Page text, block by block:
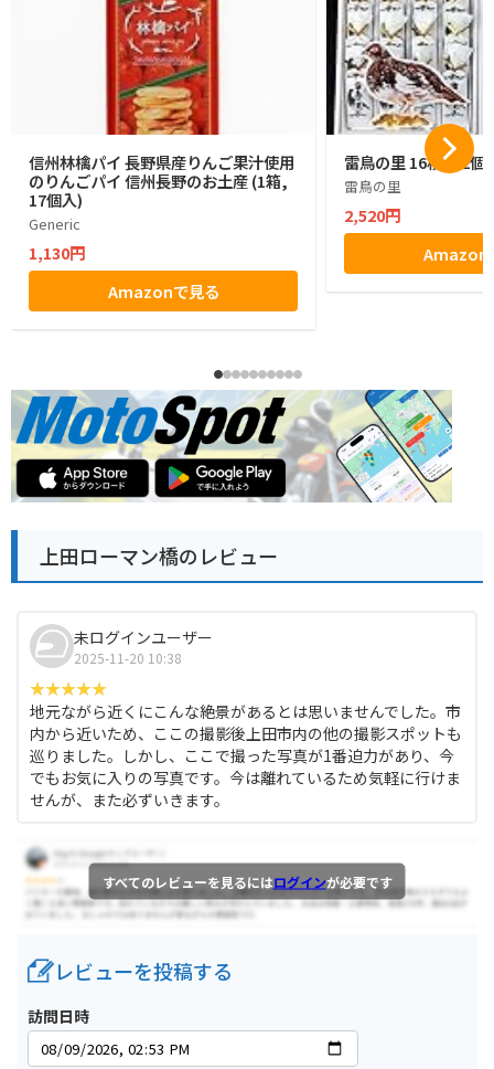
信州林檎パイ 長野県産りんご果汁使用
のりんごパイ 信州長野のお土産 (1箱,
17個入)
Generic
1,130円
Amazonで見る
雷鳥の里 16枚入 2個
雷鳥の里
2,520円
Amazon
上田ローマン橋のレビュー
未ログインユーザー
2025-11-20 10:38
地元ながら近くにこんな絶景があるとは思いませんでした。市
内から近いため、ここの撮影後上田市内の他の撮影スポットも
巡りました。しかし、ここで撮った写真が1番迫力があり、今
でもお気に入りの写真です。今は離れているため気軽に行けま
せんが、また必ずいきます。
すべてのレビューを見るにはログインが必要です
レビューを投稿する
訪問日時